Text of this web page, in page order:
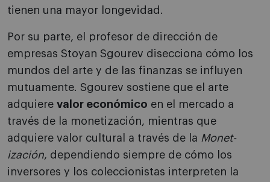
tienen una mayor longevidad.
Por su parte, el profesor de dirección de
empresas Stoyan Sgourev disecciona cómo los
mundos del arte y de las finanzas se influyen
mutuamente. Sgourev sostiene que el arte
adquiere valor económico en el mercado a
través de la monetización, mientras que
adquiere valor cultural a través de la Monet-
ización, dependiendo siempre de cómo los
inversores y los coleccionistas interpreten la